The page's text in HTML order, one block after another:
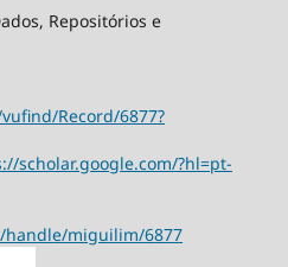
Repositórios e
Record/6877?
scholar.google.com/?hl=pt-
miguilim/6877